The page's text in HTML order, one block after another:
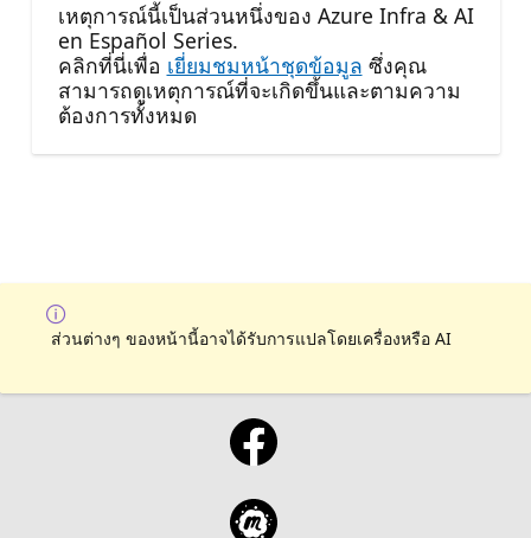
เหตุการณ์นี้เป็นส่วนหนึ่งของ Azure Infra & AI
en Español Series.
คลิกที่นี่เพื่อ เยี่ยมชมหน้าชุดข้อมูล ซึ่งคุณ
สามารถดูเหตุการณ์ที่จะเกิดขึ้นและตามความ
ต้องการทั้งหมด
ส่วนต่างๆ ของหน้านี้อาจได้รับการแปลโดยเครื่องหรือ AI